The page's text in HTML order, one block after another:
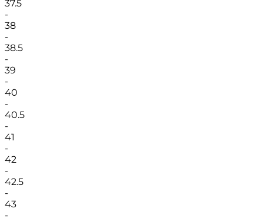
37.5
-
38
-
38.5
-
39
-
40
-
40.5
-
41
-
42
-
42.5
-
43
-